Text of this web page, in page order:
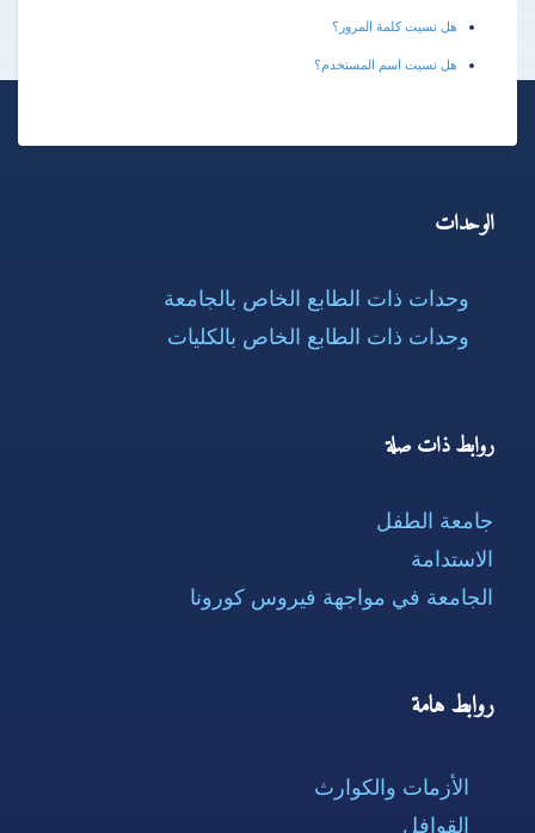
هل نسيت كلمة المرور؟
هل نسيت اسم المستخدم؟
الوحدات
وحدات ذات الطابع الخاص بالجامعة
وحدات ذات الطابع الخاص بالكليات
روابط ذات صلة
جامعة الطفل
الاستدامة
الجامعة في مواجهة فيروس كورونا
روابط هامة
الأزمات والكوارث
القوافل